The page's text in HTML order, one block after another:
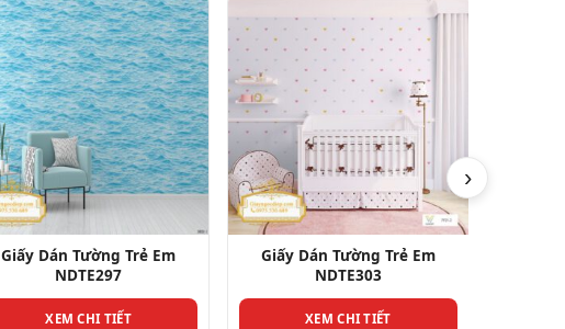
Giấy Dán Tường Trẻ Em
NDTE303
XEM CHI TIẾT
Giấy Dán Tường Trẻ Em
NDTE308
XEM CHI TIẾT
›